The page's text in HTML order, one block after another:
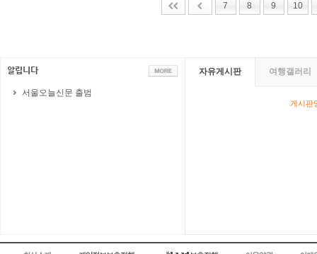
7 8 9 10
서울오늘신문 출범
자유게시판 여행갤러리
게시판